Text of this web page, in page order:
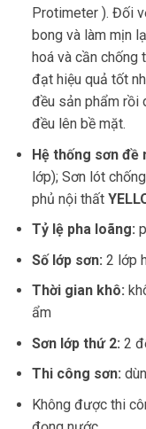
Protimeter ). Đối
bong và làm mịn
hoá và cần chống
đạt hiệu quả tốt
đều sản phẩm rồi
đều lên bề mặt.
Hệ thống sơn đề
lớp); Sơn lót
phủ nội thất
Tỷ lệ pha loãng:
Số lớp sơn: 2 lớp
Thời gian khô:
ẩm
Sơn lớp thứ 2: 2
Thi công sơn:
Không được thi